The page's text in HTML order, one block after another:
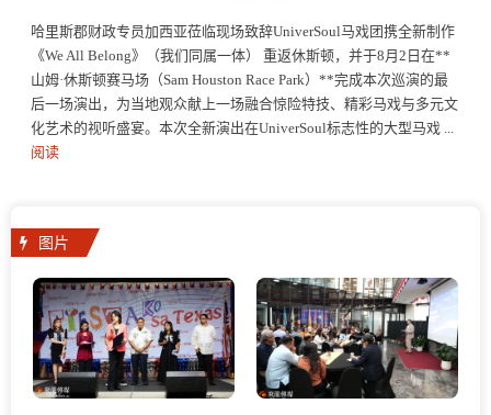
哈里斯郡财政专员加西亚莅临现场致辞UniverSoul马戏团携全新制作
《We All Belong》（我们同属一体） 重返休斯顿，并于8月2日在**
山姆·休斯顿赛马场（Sam Houston Race Park）**完成本次巡演的最
后一场演出，为当地观众献上一场融合惊险特技、精彩马戏与多元文
化艺术的视听盛宴。本次全新演出在UniverSoul标志性的大型马戏 ...
阅读
图片